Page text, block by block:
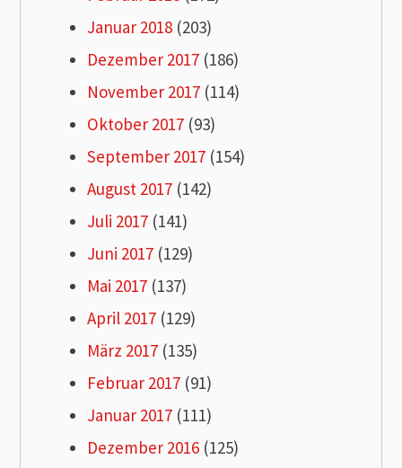
Januar 2018 (203)
Dezember 2017 (186)
November 2017 (114)
Oktober 2017 (93)
September 2017 (154)
August 2017 (142)
Juli 2017 (141)
Juni 2017 (129)
Mai 2017 (137)
April 2017 (129)
März 2017 (135)
Februar 2017 (91)
Januar 2017 (111)
Dezember 2016 (125)